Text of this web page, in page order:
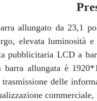
allungato da 23,1
elevata luminosità
pubblicitaria LCD a
barra allungata è
delle